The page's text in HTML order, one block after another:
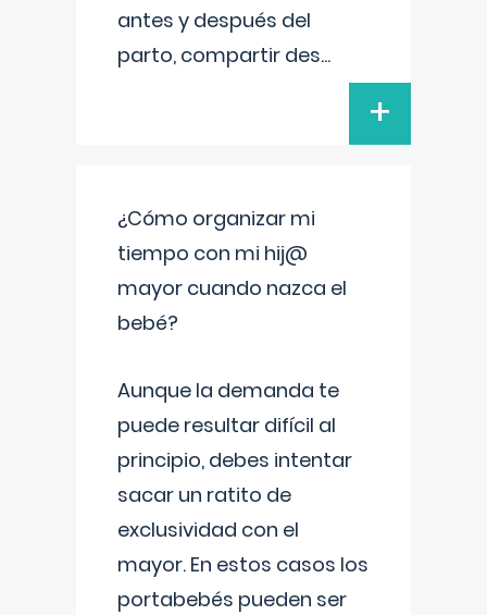
antes y después del
parto, compartir des...
+
¿Cómo organizar mi
tiempo con mi hij@
mayor cuando nazca el
bebé?
Aunque la demanda te
puede resultar difícil al
principio, debes intentar
sacar un ratito de
exclusividad con el
mayor. En estos casos los
portabebés pueden ser